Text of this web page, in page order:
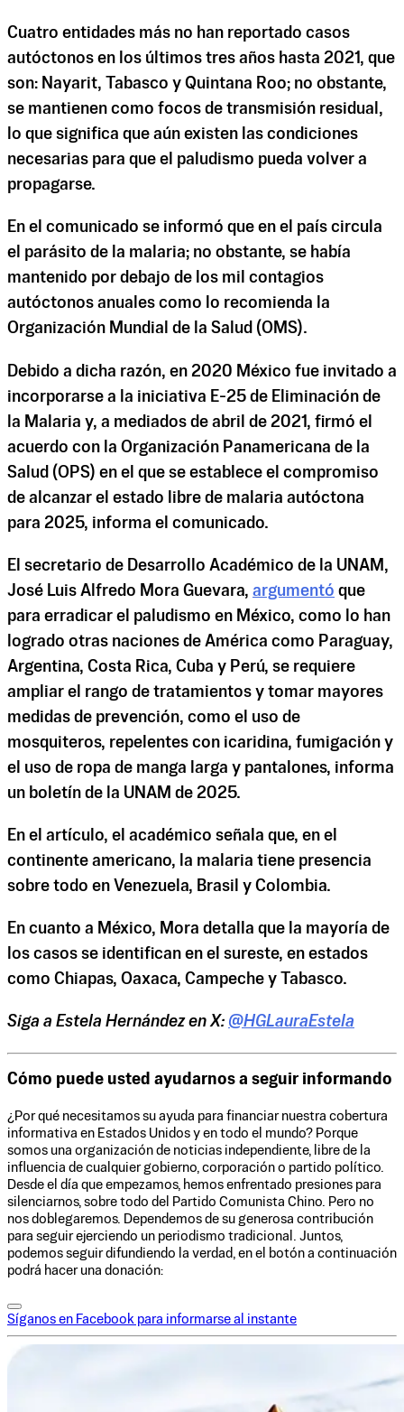
Cuatro entidades más no han reportado casos
autóctonos en los últimos tres años hasta 2021, que
son: Nayarit, Tabasco y Quintana Roo; no obstante,
se mantienen como focos de transmisión residual,
lo que significa que aún existen las condiciones
necesarias para que el paludismo pueda volver a
propagarse.
En el comunicado se informó que en el país circula
el parásito de la malaria; no obstante, se había
mantenido por debajo de los mil contagios
autóctonos anuales como lo recomienda la
Organización Mundial de la Salud (OMS).
Debido a dicha razón, en 2020 México fue invitado a
incorporarse a la iniciativa E-25 de Eliminación de
la Malaria y, a mediados de abril de 2021, firmó el
acuerdo con la Organización Panamericana de la
Salud (OPS) en el que se establece el compromiso
de alcanzar el estado libre de malaria autóctona
para 2025, informa el comunicado.
El secretario de Desarrollo Académico de la UNAM,
José Luis Alfredo Mora Guevara, argumentó que
para erradicar el paludismo en México, como lo han
logrado otras naciones de América como Paraguay,
Argentina, Costa Rica, Cuba y Perú, se requiere
ampliar el rango de tratamientos y tomar mayores
medidas de prevención, como el uso de
mosquiteros, repelentes con icaridina, fumigación y
el uso de ropa de manga larga y pantalones, informa
un boletín de la UNAM de 2025.
En el artículo, el académico señala que, en el
continente americano, la malaria tiene presencia
sobre todo en Venezuela, Brasil y Colombia.
En cuanto a México, Mora detalla que la mayoría de
los casos se identifican en el sureste, en estados
como Chiapas, Oaxaca, Campeche y Tabasco.
Siga a Estela Hernández en X: @HGLauraEstela
Cómo puede usted ayudarnos a seguir informando
¿Por qué necesitamos su ayuda para financiar nuestra cobertura
informativa en Estados Unidos y en todo el mundo? Porque
somos una organización de noticias independiente, libre de la
influencia de cualquier gobierno, corporación o partido político.
Desde el día que empezamos, hemos enfrentado presiones para
silenciarnos, sobre todo del Partido Comunista Chino. Pero no
nos doblegaremos. Dependemos de su generosa contribución
para seguir ejerciendo un periodismo tradicional. Juntos,
podemos seguir difundiendo la verdad, en el botón a continuación
podrá hacer una donación:
Síganos en Facebook para informarse al instante